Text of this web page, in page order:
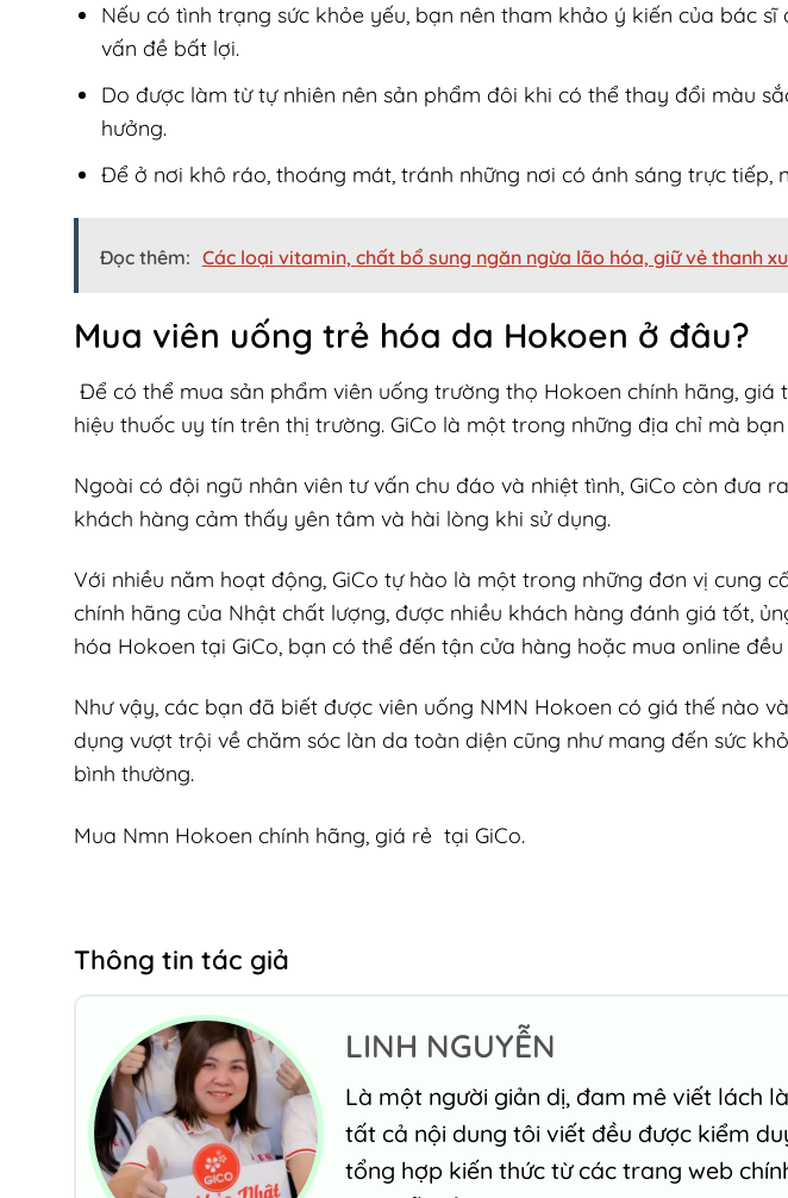
Nếu có tình trạng sức khỏe yếu, bạn nên tham khảo ý kiến của bác
vấn đề bất lợi.
Do được làm từ tự nhiên nên sản phẩm đôi khi có thể thay đổi màu
hưởng.
Để ở nơi khô ráo, thoáng mát, tránh những nơi có ánh sáng trực tiếp,
Đọc thêm: Các loại vitamin, chất bổ sung ngăn ngừa lão hóa, giữ vẻ thanh
Mua viên uống trẻ hóa da Hokoen ở đâu?
Để có thể mua sản phẩm viên uống trường thọ Hokoen chính hãng, giá
hiệu thuốc uy tín trên thị trường. GiCo là một trong những địa chỉ mà
Ngoài có đội ngũ nhân viên tư vấn chu đáo và nhiệt tình, GiCo còn đưa
khách hàng cảm thấy yên tâm và hài lòng khi sử dụng.
Với nhiều năm hoạt động, GiCo tự hào là một trong những đơn vị cung
chính hãng của Nhật chất lượng, được nhiều khách hàng đánh giá tốt,
hóa Hokoen tại GiCo, bạn có thể đến tận cửa hàng hoặc mua online đều
Như vậy, các bạn đã biết được viên uống NMN Hokoen có giá thế nào
dụng vượt trội về chăm sóc làn da toàn diện cũng như mang đến sức
bình thường.
Mua Nmn Hokoen chính hãng, giá rẻ tại GiCo.
Thông tin tác giả
LINH NGUYỄN
Là một người giản dị, đam mê viết lách
tất cả nội dung tôi viết đều được kiểm
tổng hợp kiến thức từ các trang web